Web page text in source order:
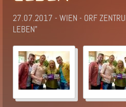
27.07.2017 - WIEN - ORF
LEBEN"